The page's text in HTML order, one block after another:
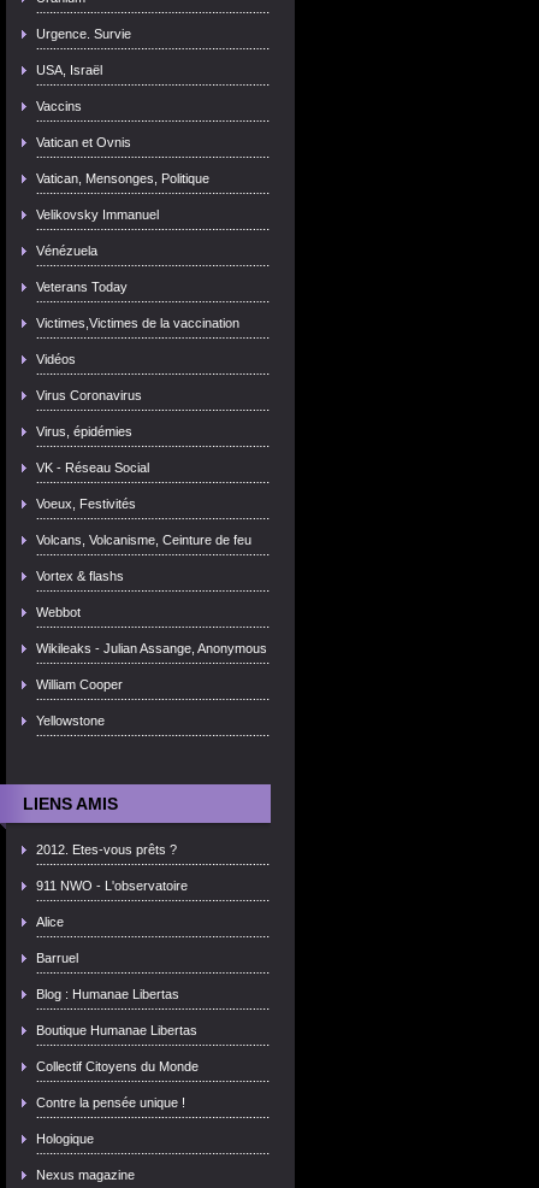
Urgence. Survie
USA, Israël
Vaccins
Vatican et Ovnis
Vatican, Mensonges, Politique
Velikovsky Immanuel
Vénézuela
Veterans Today
Victimes,Victimes de la vaccination
Vidéos
Virus Coronavirus
Virus, épidémies
VK - Réseau Social
Voeux, Festivités
Volcans, Volcanisme, Ceinture de feu
Vortex & flashs
Webbot
Wikileaks - Julian Assange, Anonymous
William Cooper
Yellowstone
LIENS AMIS
2012. Etes-vous prêts ?
911 NWO - L'observatoire
Alice
Barruel
Blog : Humanae Libertas
Boutique Humanae Libertas
Collectif Citoyens du Monde
Contre la pensée unique !
Hologique
Nexus magazine